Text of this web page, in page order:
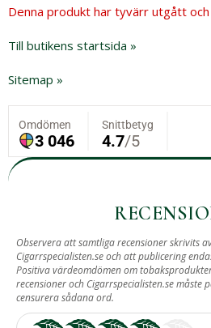
Denna produkt har tyvärr utgått
Till butikens startsida »
Sitemap »
Observera att samtliga recensioner skrivits
Cigarrspecialisten.se och att publicering
Positiva värdeomdömen om
recensioner och Cigarrspecialisten.se måste
censurera sådana ord.